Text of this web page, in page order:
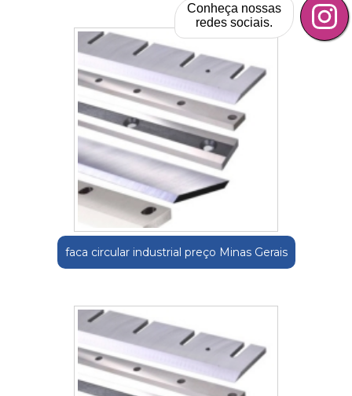
faca circular industrial preço Minas Gerais
Conheça nossas
redes sociais.